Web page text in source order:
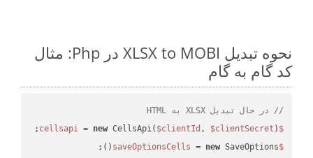
نحوه تبدیل XLSX to MOBI در Php: مثال
کد گام به گام
// در حال تبدیل XLSX به HTML
$cellsapi
= new CellsApi( $clientId , $clientSecret );
$saveOptionsCells
= new SaveOptions();